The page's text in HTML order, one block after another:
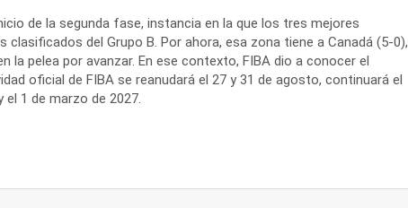
de la segunda fase, instancia en la que los tres mejores
del Grupo B. Por ahora, esa zona tiene a Canadá (5-0),
la pelea por avanzar. En ese contexto, FIBA dio a conocer el
oficial de FIBA se reanudará el 27 y 31 de agosto, continuará el
el 1 de marzo de 2027.